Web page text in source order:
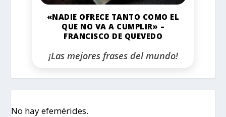
«NADIE OFRECE TANTO COMO EL
QUE NO VA A CUMPLIR» –
FRANCISCO DE QUEVEDO
¡Las mejores frases del mundo!
No hay efemérides.